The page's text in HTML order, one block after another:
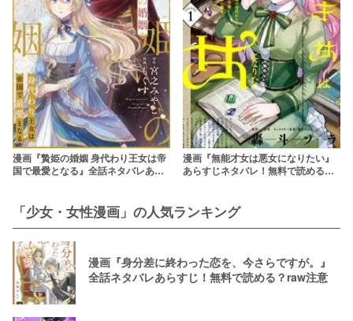
漫画『贄姫の婚姻 身代わり王女は帝
国で最愛となる』全話ネタバレあら
漫画『無能才女は悪女になりたい』
あらすじネタバレ！無料で読める？
「少女・女性漫画」の人気ランキング
漫画『身分差に終わった恋を、今さらですが。』
全話ネタバレあらすじ！無料で読める？raw注意